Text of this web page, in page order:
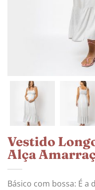
Vestido
Alça
Básico com bossa: É